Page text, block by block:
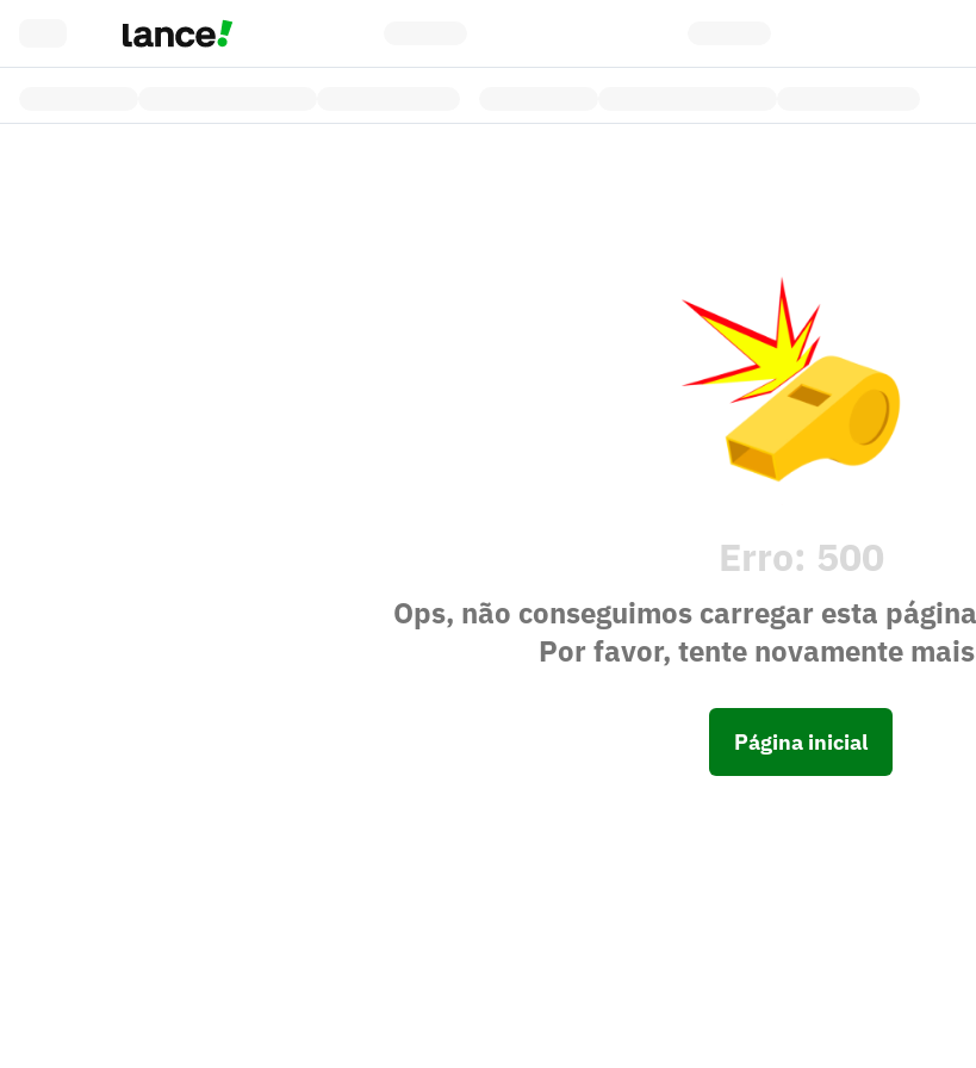
Erro: 500
Ops, não conseguimos carregar esta
Por favor, tente novamente
Página inicial